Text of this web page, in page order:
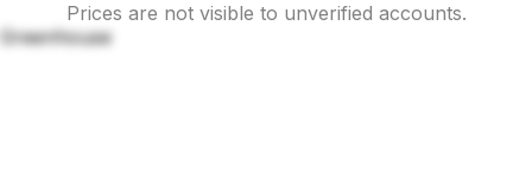
Prices are not visible to unverified accounts.
Greenhouse